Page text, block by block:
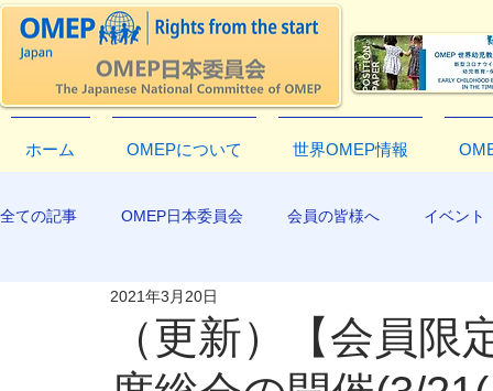
ホーム OMEPについて 世界OMEP情報
全ての記事 OMEP日本委員会 会員の皆様へ イベント
EXCO-COMMUNICATION
（更新）【会員限
2021年3月20日